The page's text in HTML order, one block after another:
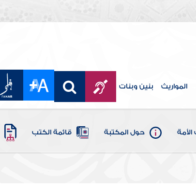
المواريث بنين وبنات
حول المكتبة قائمة الكتب